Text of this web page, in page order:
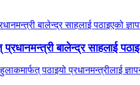
बालेन्द्र साहलाई